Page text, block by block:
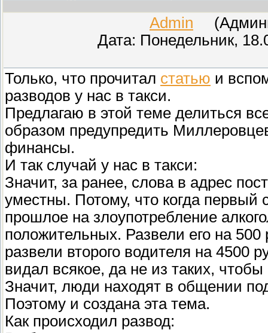
Admin
Дата: Понедельник,
Только, что прочитал статью и
разводов у нас в такси.
Предлагаю в этой теме делиться
образом предупредить
финансы.
И так случай у нас в такси:
Значит, за ранее, слова в адрес
уместны. Потому, что когда
прошлое на злоупотребление
положительных. Развели его на
развели второго водителя на 4500
видал всякое, да не из таких,
Значит, люди находят в общении
Поэтому и создана эта тема.
Как происходил развод: